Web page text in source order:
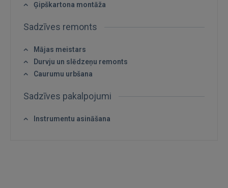
GOOGLE
Ģipškartona montāža
Sadzīves remonts
Mājas meistars
Durvju un slēdzeņu remonts
Caurumu urbšana
Sadzīves pakalpojumi
Instrumentu asināšana